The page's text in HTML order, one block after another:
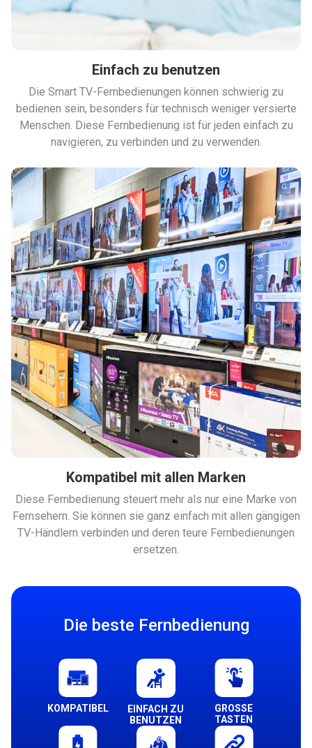
Einfach zu benutzen
Die Smart TV-Fernbedienungen können schwierig zu
bedienen sein, besonders für technisch weniger versierte
Menschen. Diese Fernbedienung ist für jeden einfach zu
navigieren, zu verbinden und zu verwenden.
Kompatibel mit allen Marken
Diese Fernbedienung steuert mehr als nur eine Marke von
Fernsehern. Sie können sie ganz einfach mit allen gängigen
TV-Händlern verbinden und deren teure Fernbedienungen
ersetzen.
Die beste Fernbedienung
KOMPATIBEL
EINFACH ZU
BENUTZEN
GROSSE T
ASTEN